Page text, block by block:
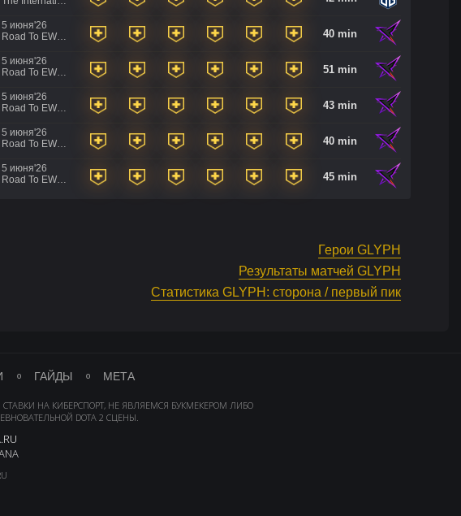
5 июня'26
Road To EWC 2026 Regional Qualifiers
40 min
5 июня'26
Road To EWC 2026 Regional Qualifiers
51 min
5 июня'26
Road To EWC 2026 Regional Qualifiers
43 min
5 июня'26
Road To EWC 2026 Regional Qualifiers
40 min
5 июня'26
Road To EWC 2026 Regional Qualifiers
45 min
Герои GLYPH
Результаты матчей GLYPH
Статистика GLYPH: сторона / первый пик
ГАЙДЫ МЕТА
НА КИБЕРСПОРТ, НЕ ЯВЛЯЕМСЯ БУКМЕКЕРОМ ЛИБО
DOTA 2 СЦЕНЫ.